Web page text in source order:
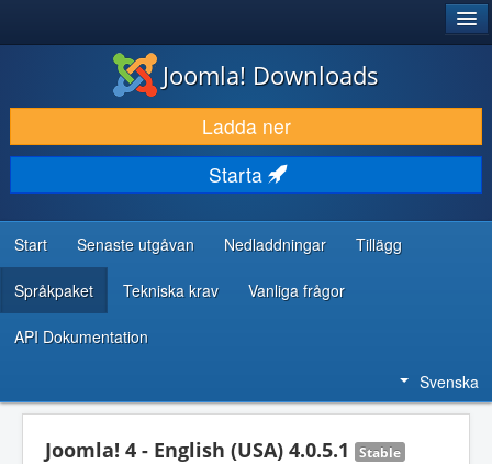
LADDA NER & UTÖKA
UPPTÄCK & LÄR
GEMENSKAP & SUPPORT
RESURSER FÖR UTVECKLARE
Joomla! Downloads
Ladda ner
Starta
Start Senaste utgåvan Nedladdningar Tillägg
Språkpaket Tekniska krav Vanliga frågor
API Dokumentation
Svenska
Joomla! 4 - English (USA) 4.0.5.1 Stable